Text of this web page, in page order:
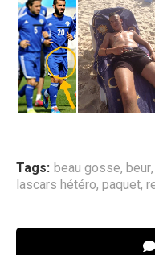
Tags: beau gosse, beur,
lascars hétéro, paquet,